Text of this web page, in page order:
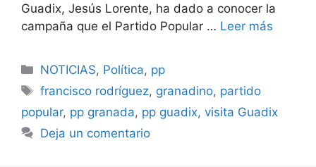
Guadix, Jesús Lorente, ha dado a conocer la
campaña que el Partido Popular … Leer más
Categorías
NOTICIAS, Política, pp
Etiquetas
francisco rodríguez, granadino, partido
popular, pp granada, pp guadix, visita Guadix
Deja un comentario